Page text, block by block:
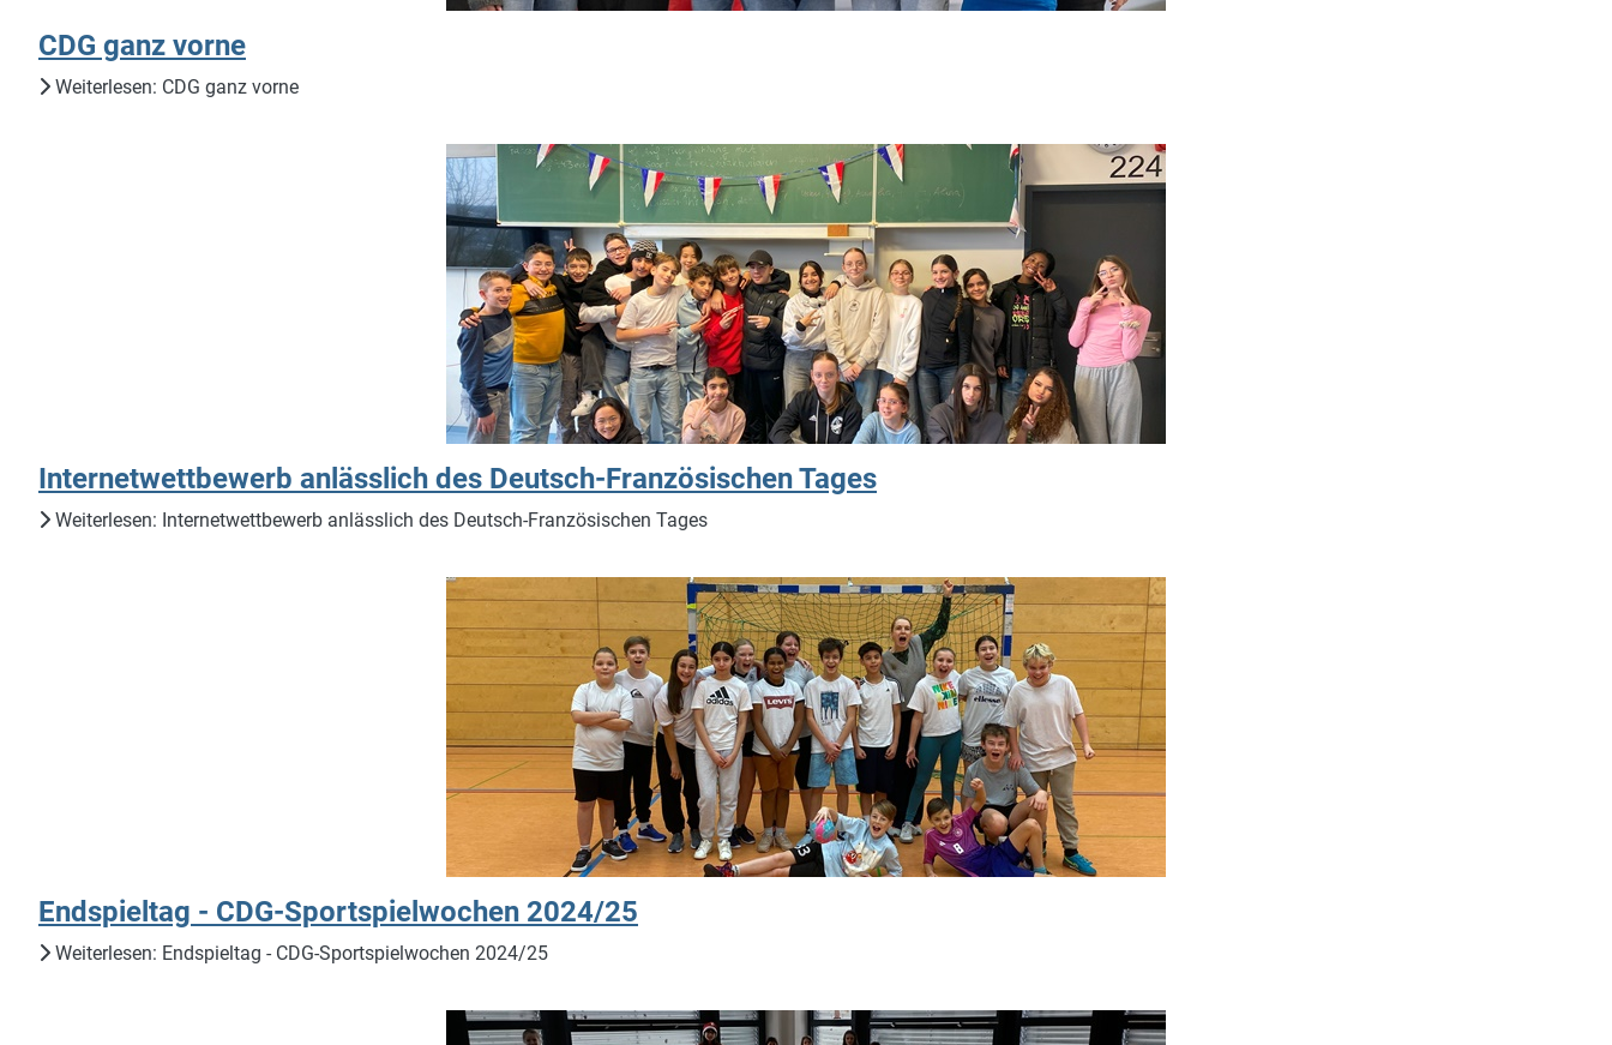
CDG ganz vorne
Weiterlesen: CDG ganz vorne
Internetwettbewerb anlässlich des Deutsch-Französischen Tages
Weiterlesen: Internetwettbewerb anlässlich des Deutsch-Französischen Tages
Endspieltag - CDG-Sportspielwochen 2024/25
Weiterlesen: Endspieltag - CDG-Sportspielwochen 2024/25